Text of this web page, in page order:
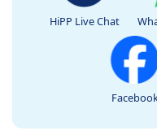
HiPP Live Chat